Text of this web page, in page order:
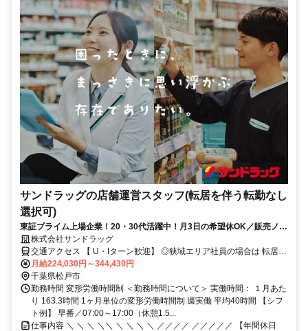
サンドラッグの店舗運営スタッフ(転居を伴う転勤なし
選択可)
東証プライム上場企業！20・30代活躍中！月3日の希望休OK／販売ノル
マなし／年収例32歳SV816万円／販促企画～商品管理など店舗運営がメ
インの仕事
株式会社サンドラッグ
交通アクセス 【 U・Iターン歓迎】 ◎狭域エリア社員の場合は 転居を
伴う転勤はありません。 ◎マイカー通勤OK
月給224,030円～344,430円
千葉県松戸市
勤務時間 変形労働時間制 ＜勤務時間について＞ 実働時間： １月あた
り 163.3時間 1ヶ月単位の変形労働時間制 週実働 平均40時間 【シフ
ト例】 早番／07:00～17:00（休憩1.5...
仕事内容 ＼ ＼ ＼ ＼＼ ＼ ＼ ＼ ＼ ／／／／ ／／／／／ 【年間休日